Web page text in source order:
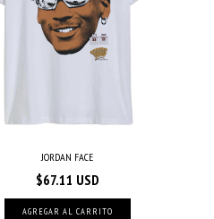
JORDAN FACE
$67.11 USD
AGREGAR AL CARRITO